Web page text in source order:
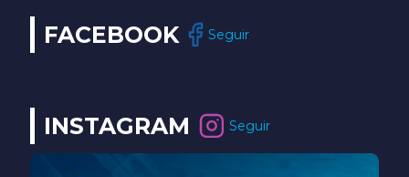
FACEBOOK Seguir
INSTAGRAM Seguir